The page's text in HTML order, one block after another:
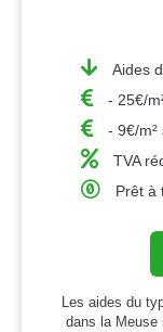
Aides
- 25€/
- 9€/m²
TVA
Prêt à
Les aides du
dans la Meuse